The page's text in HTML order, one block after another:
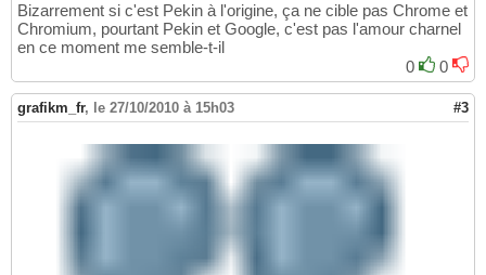
Bizarrement si c'est Pekin à l'origine, ça ne cible pas Chrome et
Chromium, pourtant Pekin et Google, c'est pas l'amour charnel
en ce moment me semble-t-il
0
0
grafikm_fr, le 27/10/2010 à 15h03 #3